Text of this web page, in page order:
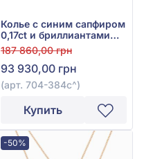
Колье с синим сапфиром
0,17ct и бриллиантами
0,31ct из белого золота
585°, арт. 704-384с
187 860,00 грн
93 930,00 грн
(арт. 704-384с^)
Купить
-50%